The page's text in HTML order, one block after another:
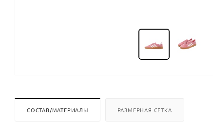
СОСТАВ/МАТЕРИАЛЫ РАЗМЕРНАЯ СЕТКА